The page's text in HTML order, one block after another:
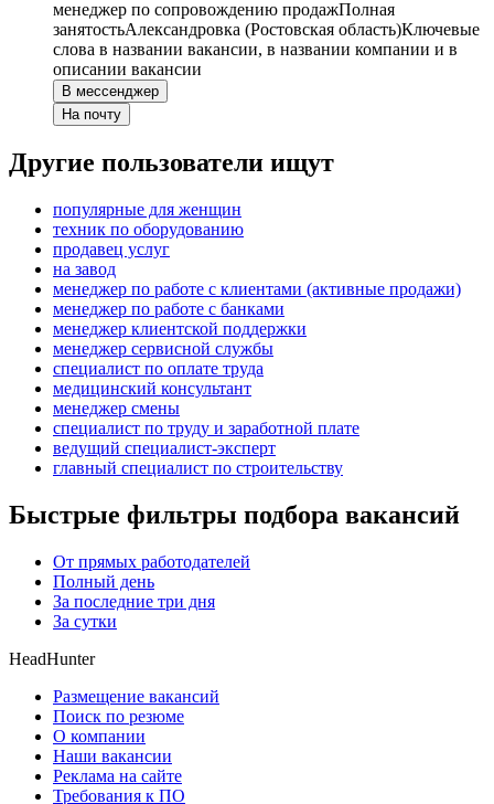
менеджер по сопровождению продажПолная
занятостьАлександровка (Ростовская область)Ключевые
слова в названии вакансии, в названии компании и в
описании вакансии
В мессенджер
На почту
Другие пользователи ищут
популярные для женщин
техник по оборудованию
продавец услуг
на завод
менеджер по работе с клиентами (активные продажи)
менеджер по работе с банками
менеджер клиентской поддержки
менеджер сервисной службы
специалист по оплате труда
медицинский консультант
менеджер смены
специалист по труду и заработной плате
ведущий специалист-эксперт
главный специалист по строительству
Быстрые фильтры подбора вакансий
От прямых работодателей
Полный день
За последние три дня
За сутки
HeadHunter
Размещение вакансий
Поиск по резюме
О компании
Наши вакансии
Реклама на сайте
Требования к ПО